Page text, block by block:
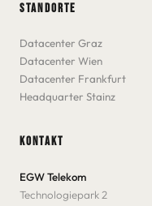
STANDORTE
Datacenter Graz
Datacenter Wien
Datacenter Frankfurt
Headquarter Stainz
KONTAKT
EGW Telekom
Technologiepark 2